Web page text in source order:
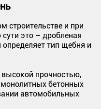
строительстве и при
это – дробленая
тип щебня и
высокой прочностью,
монолитных бетонных
автомобильных